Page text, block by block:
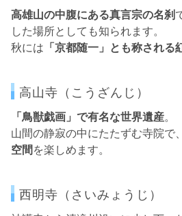
高雄山の中腹にある真言宗の名刹
した場所としても知られます。
秋には 「京都随一」とも称される
高山寺（こうざんじ）
「鳥獣戯画」で有名な世界遺産。
山間の静寂の中にたたずむ寺院で、
空間を楽しめます。
西明寺（さいみょうじ）